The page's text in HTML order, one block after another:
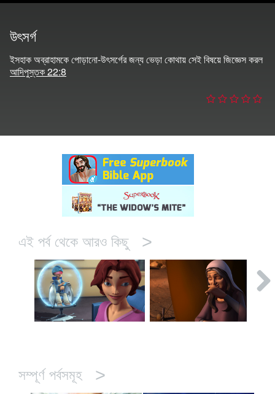
উৎসর্গ
ইসহাক অব্রাহামকে পোড়ানো-উৎসর্গের জন্য ভেড়া কোথায় সেই বিষয়ে জিজ্ঞেস করল
আদিপুস্তক 22:8
এই পর্ব থেকে আরও কিছু >
সম্পূর্ণ পর্বসমূহ >